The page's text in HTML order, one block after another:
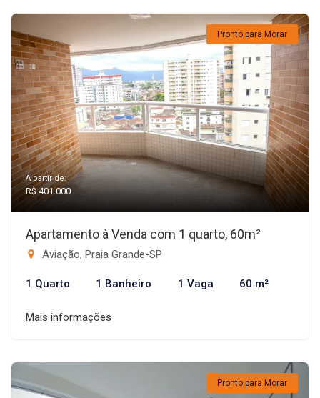
Pronto para Morar
A partir de:
R$ 401.000
Apartamento à Venda com 1 quarto, 60m²
Aviação, Praia Grande-SP
1 Quarto 1 Banheiro 1 Vaga 60 m²
Mais informações
Pronto para Morar